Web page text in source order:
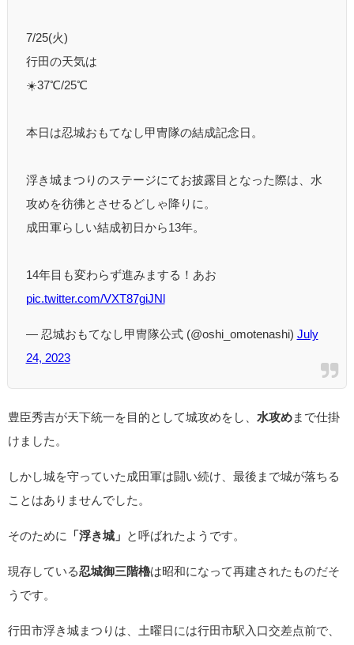
7/25(火)
行田の天気は
☀️37℃/25℃
本日は忍城おもてなし甲冑隊の結成記念日。
浮き城まつりのステージにてお披露目となった際は、水
攻めを彷彿とさせるどしゃ降りに。
成田軍らしい結成初日から13年。
14年目も変わらず進みまする！あお
pic.twitter.com/VXT87giJNl
— 忍城おもてなし甲冑隊公式 (@oshi_omotenashi) July
24, 2023
豊臣秀吉が天下統一を目的として城攻めをし、 水攻め まで仕掛
けました。
しかし城を守っていた成田軍は闘い続け、最後まで城が落ちる
ことはありませんでした。
そのために 「浮き城」 と呼ばれたようです。
現存している忍城御三階櫓は昭和になって再建されたものだそ
うです。
行田市浮き城まつりは、土曜日には行田市駅入口交差点前で、